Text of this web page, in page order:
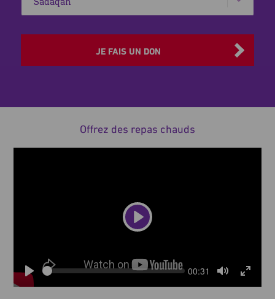
don
JE FAIS UN DON
Offrez des repas chauds
Play
Play
Seek Current
00:31